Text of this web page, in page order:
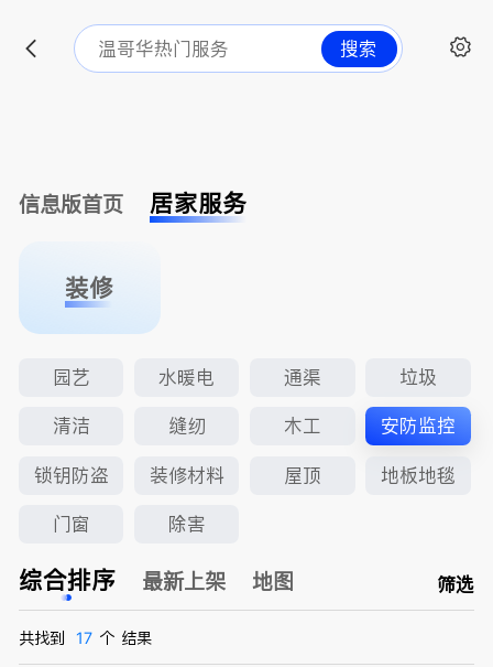
搜索
信息版首页 居家服务
装修
园艺 水暖电 通渠 垃圾
清洁 缝纫 木工 安防监控
锁钥防盗 装修材料 屋顶 地板地毯
门窗 除害
综合排序 最新上架 地图 筛选
共找到 17 个 结果